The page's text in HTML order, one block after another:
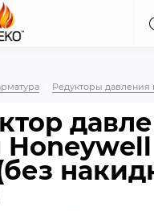
Редукторы давления